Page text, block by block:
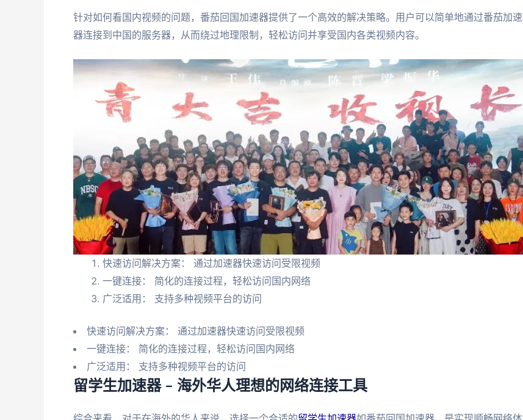
针对如何看国内视频的问题，番茄回国加速器提供了一个高效的解决策略。用户可以简单地通过番茄加速
器连接到中国的服务器，从而绕过地理限制，轻松访问并享受国内各类视频内容。
快速访问解决方案： 通过加速器快速访问受限视频
一键连接： 简化的连接过程，轻松访问国内网络
广泛适用： 支持多种视频平台的访问
快速访问解决方案： 通过加速器快速访问受限视频
一键连接： 简化的连接过程，轻松访问国内网络
广泛适用： 支持多种视频平台的访问
留学生加速器 – 海外华人理想的网络连接工具